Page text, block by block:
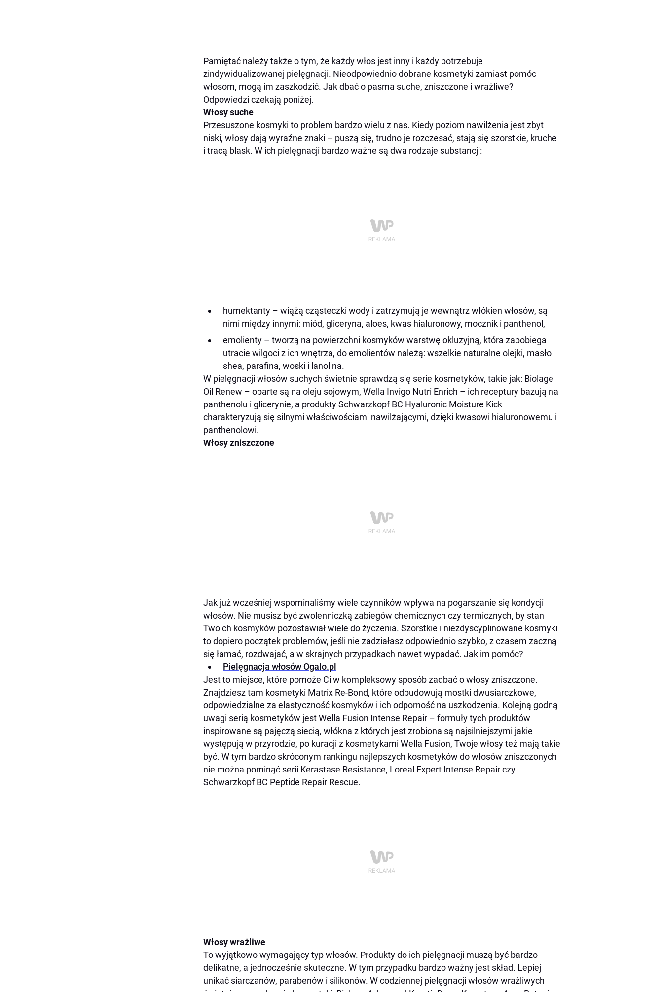
Pamiętać należy także o tym, że każdy włos jest inny i każdy potrzebuje
zindywidualizowanej pielęgnacji. Nieodpowiednio dobrane kosmetyki zamiast pomóc
włosom, mogą im zaszkodzić. Jak dbać o pasma suche, zniszczone i wrażliwe?
Odpowiedzi czekają poniżej.
Włosy suche
Przesuszone kosmyki to problem bardzo wielu z nas. Kiedy poziom nawilżenia jest zbyt
niski, włosy dają wyraźne znaki – puszą się, trudno je rozczesać, stają się szorstkie, kruche
i tracą blask. W ich pielęgnacji bardzo ważne są dwa rodzaje substancji:
humektanty – wiążą cząsteczki wody i zatrzymują je wewnątrz włókien włosów, są
nimi między innymi: miód, gliceryna, aloes, kwas hialuronowy, mocznik i panthenol,
emolienty – tworzą na powierzchni kosmyków warstwę okluzyjną, która zapobiega
utracie wilgoci z ich wnętrza, do emolientów należą: wszelkie naturalne olejki, masło
shea, parafina, woski i lanolina.
W pielęgnacji włosów suchych świetnie sprawdzą się serie kosmetyków, takie jak: Biolage
Oil Renew – oparte są na oleju sojowym, Wella Invigo Nutri Enrich – ich receptury bazują na
panthenolu i glicerynie, a produkty Schwarzkopf BC Hyaluronic Moisture Kick
charakteryzują się silnymi właściwościami nawilżającymi, dzięki kwasowi hialuronowemu i
panthenolowi.
Włosy zniszczone
Jak już wcześniej wspominaliśmy wiele czynników wpływa na pogarszanie się kondycji
włosów. Nie musisz być zwolenniczką zabiegów chemicznych czy termicznych, by stan
Twoich kosmyków pozostawiał wiele do życzenia. Szorstkie i niezdyscyplinowane kosmyki
to dopiero początek problemów, jeśli nie zadziałasz odpowiednio szybko, z czasem zaczną
się łamać, rozdwajać, a w skrajnych przypadkach nawet wypadać. Jak im pomóc?
Pielęgnacja włosów Ogalo.pl
Jest to miejsce, które pomoże Ci w kompleksowy sposób zadbać o włosy zniszczone.
Znajdziesz tam kosmetyki Matrix Re-Bond, które odbudowują mostki dwusiarczkowe,
odpowiedzialne za elastyczność kosmyków i ich odporność na uszkodzenia. Kolejną godną
uwagi serią kosmetyków jest Wella Fusion Intense Repair – formuły tych produktów
inspirowane są pajęczą siecią, włókna z których jest zrobiona są najsilniejszymi jakie
występują w przyrodzie, po kuracji z kosmetykami Wella Fusion, Twoje włosy też mają takie
być. W tym bardzo skróconym rankingu najlepszych kosmetyków do włosów zniszczonych
nie można pominąć serii Kerastase Resistance, Loreal Expert Intense Repair czy
Schwarzkopf BC Peptide Repair Rescue.
Włosy wrażliwe
To wyjątkowo wymagający typ włosów. Produkty do ich pielęgnacji muszą być bardzo
delikatne, a jednocześnie skuteczne. W tym przypadku bardzo ważny jest skład. Lepiej
unikać siarczanów, parabenów i silikonów. W codziennej pielęgnacji włosów wrażliwych